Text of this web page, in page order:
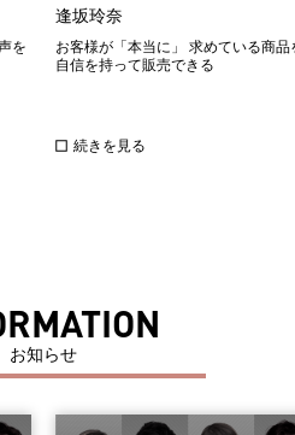
を
逢坂玲奈
お客様が「本当に」 求めている商品
自信を持って販売できる
続きを見る
お知らせ